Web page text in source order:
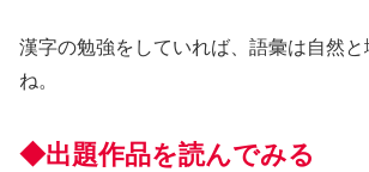
漢字の勉強をしていれば、語彙は自然と
ね。
◆出題作品を読んでみる